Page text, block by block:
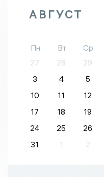
АВГУСТ
Пн Вт Ср
27
28 29
3
4 5
10
11 12
17
18 19
24
25 26
31
1 2